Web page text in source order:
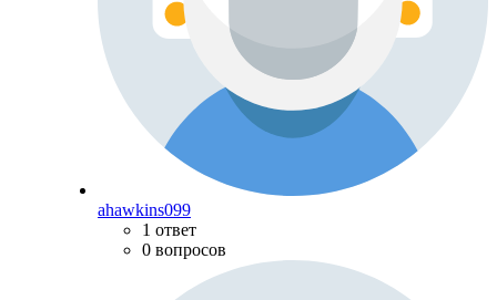
ahawkins099
1 ответ
0 вопросов